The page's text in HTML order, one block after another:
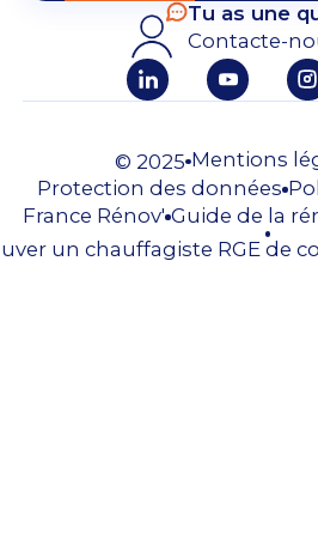
Tu as une
Contacte-
© 2025 Mentions
Protection des données
France Rénov' Guide de la
un chauffagiste RGE de